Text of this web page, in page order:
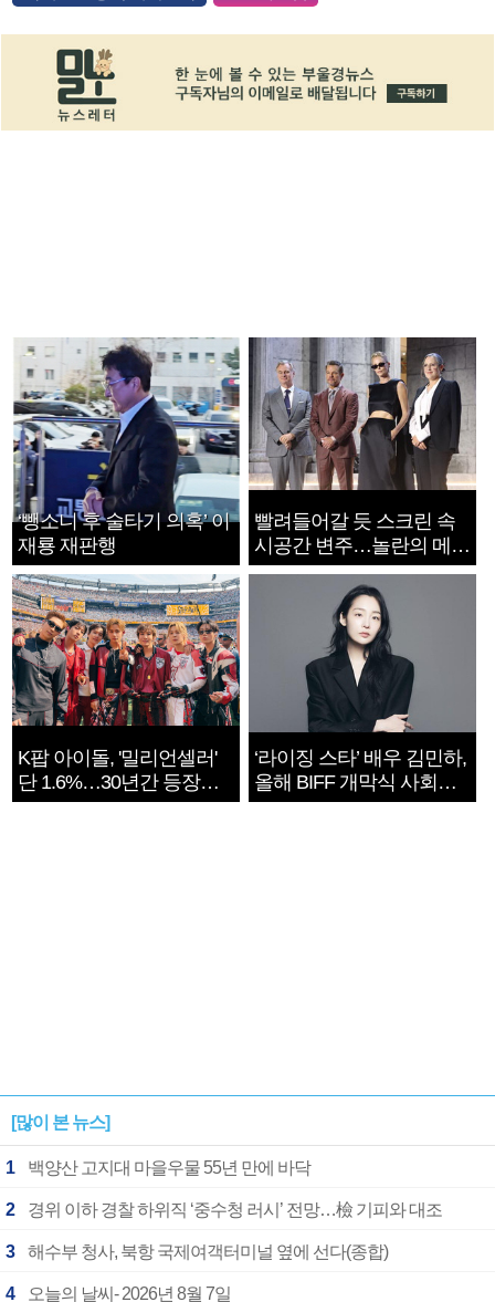
‘뺑소니 후 술타기 의혹’ 이
재룡 재판행
빨려들어갈 듯 스크린 속
시공간 변주…놀란의 메시
지는 ‘전쟁 속죄’
K팝 아이돌, '밀리언셀러'
단 1.6%…30년간 등장
1182개팀 전수조사
‘라이징 스타’ 배우 김민하,
올해 BIFF 개막식 사회자
확정
[많이 본 뉴스]
1 백양산 고지대 마을우물 55년 만에 바닥
2 경위 이하 경찰 하위직 ‘중수청 러시’ 전망…檢 기피와 대조
3 해수부 청사, 북항 국제여객터미널 옆에 선다(종합)
4 오늘의 날씨- 2026년 8월 7일